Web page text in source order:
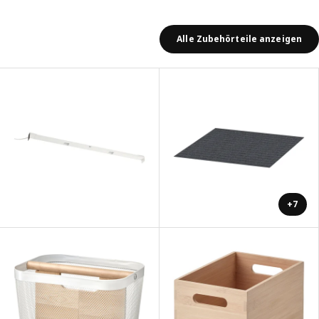
Alle Zubehörteile anzeigen
+7